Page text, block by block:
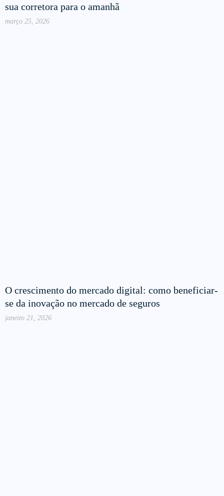
sua corretora para o amanhã
março 25, 2026
O crescimento do mercado digital: como beneficiar-
se da inovação no mercado de seguros
janeiro 21, 2026